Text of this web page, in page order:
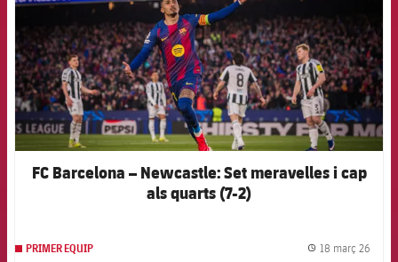
FC Barcelona – Newcastle: Set meravelles i cap
als quarts (7-2)
PRIMER EQUIP 18 març 26